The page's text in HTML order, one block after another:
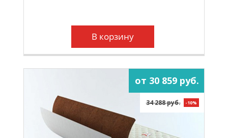
В корзину
от 30 859 руб.
34 288 руб. -10%